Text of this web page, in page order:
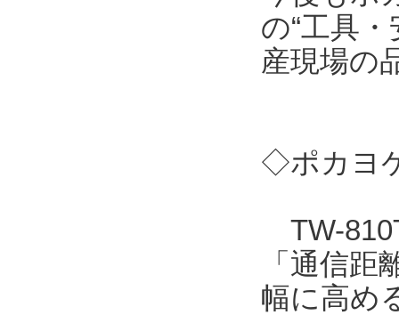
の“工具
産現場の
◇ポカヨ
TW-
「通信
幅に高め